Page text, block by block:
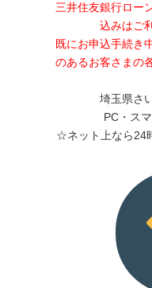
三井住友銀行ロー
込みはご
既にお申込手続き
のあるお客さまの
埼玉県さ
PC・ス
☆ネット上なら24